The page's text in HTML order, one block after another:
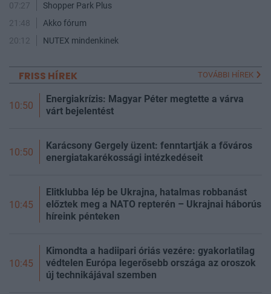
07:27
Shopper Park Plus
21:48
Akko fórum
20:12
NUTEX mindenkinek
FRISS HÍREK TOVÁBBI HÍREK
10:50
Energiakrízis: Magyar Péter megtette a várva
várt bejelentést
10:50
Karácsony Gergely üzent: fenntartják a főváros
energiatakarékossági intézkedéseit
10:45
Elitklubba lép be Ukrajna, hatalmas robbanást
előztek meg a NATO repterén – Ukrajnai háborús
híreink pénteken
10:45
Kimondta a hadiipari óriás vezére: gyakorlatilag
védtelen Európa legerősebb országa az oroszok
új technikájával szemben